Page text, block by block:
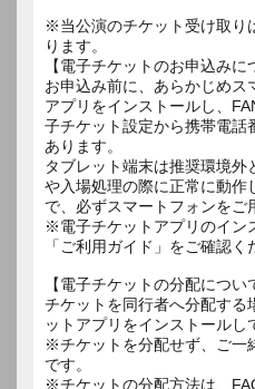
※当公演のチケット受け取り
ります。
【電子チケットのお申込みに
お申込み前に、あらかじめス
アプリをインストールし、
子チケット設定から携帯電話
あります。
タブレット端末は推奨環境
や入場処理の際に正常に動作
で、必ずスマートフォンをご
※電子チケットアプリのイン
「ご利用ガイド」をご確認く
【電子チケットの分配につい
チケットを同行者へ分配する
ットアプリをインストールし
※チケットを分配せず、ご一
です。
※チケットの分配方法は、